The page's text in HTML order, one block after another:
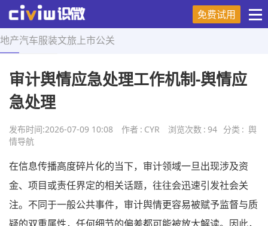
免费试用
地产汽车服装文旅 上市公关
首页 > 舆情导航 > 正文
审计舆情应急处理工作机制-舆情应
急处理
发布时间:2026-07-09 10:08 作者 : CYR 浏览次数 : 94 分类 : 舆
情导航
在信息传播高度碎片化的当下，审计领域一旦出现涉及资
金、项目或责任界定的相关话题，往往会迅速引发社会关
注。不同于一般公共事件，审计舆情更容易被赋予监督与质